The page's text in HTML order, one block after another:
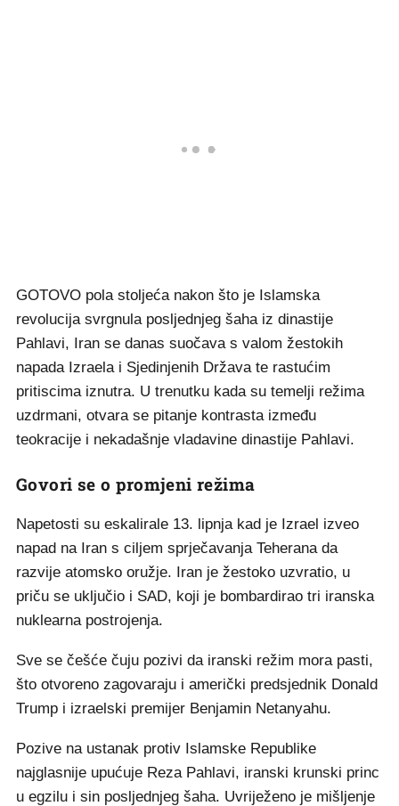
GOTOVO pola stoljeća nakon što je Islamska
revolucija svrgnula posljednjeg šaha iz dinastije
Pahlavi, Iran se danas suočava s valom žestokih
napada Izraela i Sjedinjenih Država te rastućim
pritiscima iznutra. U trenutku kada su temelji režima
uzdrmani, otvara se pitanje kontrasta između
teokracije i nekadašnje vladavine dinastije Pahlavi.
Govori se o promjeni režima
Napetosti su eskalirale 13. lipnja kad je Izrael izveo
napad na Iran s ciljem sprječavanja Teherana da
razvije atomsko oružje. Iran je žestoko uzvratio, u
priču se uključio i SAD, koji je bombardirao tri iranska
nuklearna postrojenja.
Sve se češće čuju pozivi da iranski režim mora pasti,
što otvoreno zagovaraju i američki predsjednik Donald
Trump i izraelski premijer Benjamin Netanyahu.
Pozive na ustanak protiv Islamske Republike
najglasnije upućuje Reza Pahlavi, iranski krunski princ
u egzilu i sin posljednjeg šaha. Uvriježeno je mišljenje